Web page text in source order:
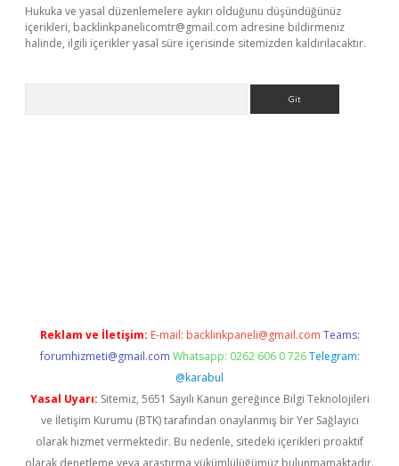
Hukuka ve yasal düzenlemelere aykırı olduğunu düşündüğünüz
içerikleri, backlinkpanelicomtr@gmail.com adresine bildirmeniz
halinde, ilgili içerikler yasal süre içerisinde sitemizden kaldırılacaktır.
Reklam ve İletişim: E-mail: backlinkpaneli@gmail.com Teams:
forumhizmeti@gmail.com Whatsapp: 0262 606 0 726 Telegram:
@karabul
Yasal Uyarı: Sitemiz, 5651 Sayılı Kanun gereğince Bilgi Teknolojileri
ve İletişim Kurumu (BTK) tarafından onaylanmış bir Yer Sağlayıcı
olarak hizmet vermektedir. Bu nedenle, sitedeki içerikleri proaktif
olarak denetleme veya araştırma yükümlülüğümüz bulunmamaktadır.